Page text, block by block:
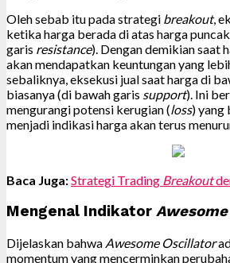
Oleh sebab itu pada strategi breakout,
ketika harga berada di atas harga
garis resistance). Dengan demikian saat
akan mendapatkan keuntungan yang
sebaliknya, eksekusi jual saat harga di
biasanya (di bawah garis support). Ini
mengurangi potensi kerugian (loss) yang
menjadi indikasi harga akan terus
Baca Juga:Strategi Trading Breakout
Mengenal Indikator
Dijelaskan bahwa Awesome Oscillator
momentum yang mencerminkan